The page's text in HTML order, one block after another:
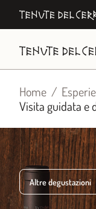
Home
Visita guidata e
Altre degustazioni